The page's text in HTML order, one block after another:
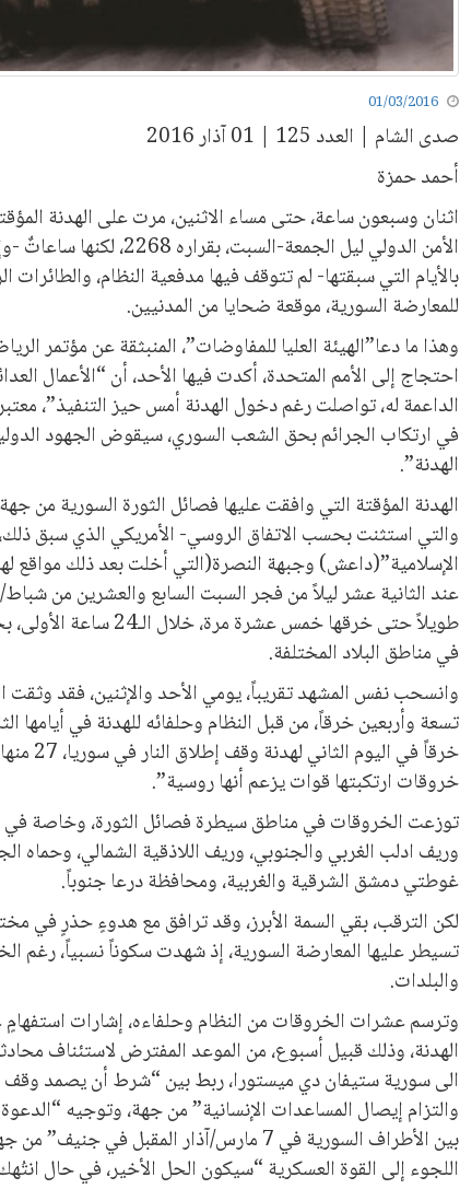
01/03/2016
صدى الشام | العدد 125 | 01 آذار 2016
أحمد حمزة
اثنان وسبعون ساعة، حتى مساء الاثنين، مرت على الهدنة
الأمن الدولي ليل الجمعة-
بالأيام التي سبقتها- لم تتوقف فيها مدفعية النظام،
للمعارضة السورية، موقعة ضحايا من المدنيين.
وهذا ما دعا”الهيئة العليا للمفاوضات”، المنبثقة عن مؤتمر
احتجاج إلى الأمم المتحدة، أكدت فيها الأحد، أن “الأعمال
الداعمة له، تواصلت رغم دخول الهدنة أمس حيز التنفيذ”،
في ارتكاب الجرائم بحق الشعب السوري، سيقوض الجهود
الهدنة”.
الهدنة المؤقتة التي وافقت عليها فصائل الثورة السورية من
والتي استثنت بحسب الاتفاق الروسي- الأمريكي الذي سبق
الإسلامية”(داعش) وجبهة النصرة(التي أخلت بعد ذلك مواقع
عند الثانية عشر ليلاً من فجر السبت السابع والعشرين من شباط/
طويلاً حتى خرقها خمس عشرة
في مناطق البلاد المختلفة.
وانسحب نفس المشهد تقريباً، يومي الأحد والإثنين، فقد وثقت
خروقات ارتكبتها قوات يزعم أنها روسية”.
توزعت الخروقات في مناطق سيطرة فصائل الثورة، وخاصة في
وريف ادلب الغربي والجنوبي، وريف اللاذقية الشمالي، وحماه
غوطتي دمشق الشرقية والغربية، ومحافظة درعا جنوباً.
لكن الترقب، بقي السمة الأبرز، وقد ترافق مع هدوءٍ حذرٍ في
تسيطر عليها المعارضة السورية، إذ شهدت سكوناً نسبياً، رغم
والبلدات.
وترسم عشرات الخروقات من النظام وحلفاءه، إشارات استفهامٍ
الهدنة، وذلك قبيل أسبوع، من الموعد المفترض لاستئناف
الى سورية ستيفان دي ميستورا، ربط بين “شرط أن يصمد وقف
والتزام إيصال المساعدات الإنسانية” من جهة، وتوجيه
بين الأطراف السورية في 7 مارس/آذار المقبل في
اللجوء إلى القوة العسكرية “سيكون الحل الأخير، في حال